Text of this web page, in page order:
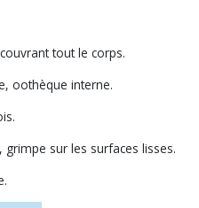
tout le corps.
oothèque interne.
grimpe sur les surfaces lisses.